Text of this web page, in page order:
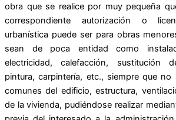
obra que se realice por muy pequeña
correspondiente autorización o
urbanística puede ser para obras
sean de poca entidad como
electricidad, calefacción, sustitución
pintura, carpintería, etc., siempre que no
comunes del edificio, estructura,
de la vivienda, pudiéndose realizar